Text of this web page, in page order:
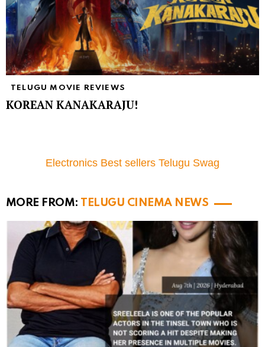
TELUGU MOVIE REVIEWS
KOREAN KANAKARAJU!
Electronics Best sellers Telugu Swag
MORE FROM: TELUGU CINEMA NEWS